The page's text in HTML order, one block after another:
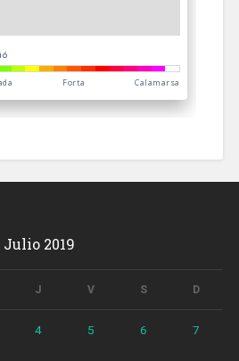
Julio 2019
J V S D
4 5 6 7